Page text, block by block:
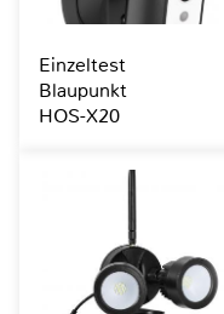
Einzeltest
Blaupunkt
HOS-X20